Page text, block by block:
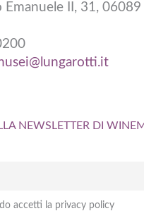
II, 31, 06089
NEWSLETTER DI
accetti la privacy policy